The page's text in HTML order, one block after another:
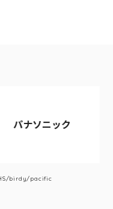
パナソニック
birdy/pacific